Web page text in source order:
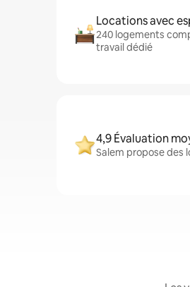
Locations avec
240 logements
travail dédié
4,9 Évaluation
Salem propose des